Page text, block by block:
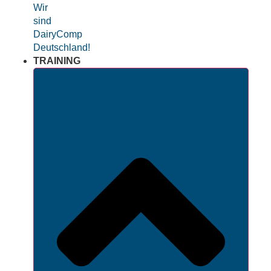
Wir
sind
DairyComp
Deutschland!
TRAINING